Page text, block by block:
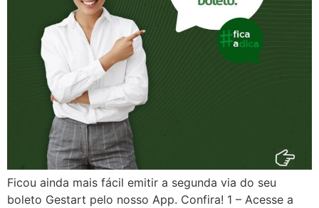
Ficou ainda mais fácil emitir a segunda via do seu
boleto Gestart pelo nosso App. Confira! 1 – Acesse a